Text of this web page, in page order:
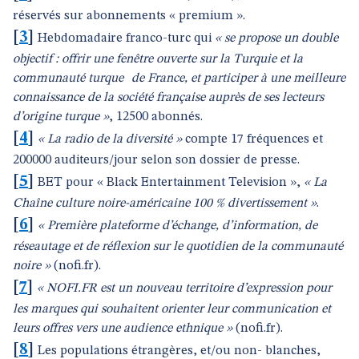
réservés sur abonnements « premium ».
3 Hebdomadaire franco-turc qui « se propose un double
objectif : offrir une fenêtre ouverte sur la Turquie et la
communauté turque de France, et participer à une meilleure
connaissance de la société française auprès de ses lecteurs
d’origine turque », 12500 abonnés.
4 « La radio de la diversité »compte 17 fréquences et
200000 auditeurs/jour selon son dossier de presse.
5 BET pour « Black Entertainment Television », « La
Chaîne culture noire-américaine 100 % divertissement ».
6
« Première plateforme d’échange, d’information, de
réseautage et de réflexion sur le quotidien de la communauté
noire »(nofi.fr).
7
« NOFI.FR est un nouveau territoire d’expression pour
les marques qui souhaitent orienter leur communication et
leurs offres vers une audience ethnique »(nofi.fr).
8
Les populations étrangères, et/ou non- blanches,